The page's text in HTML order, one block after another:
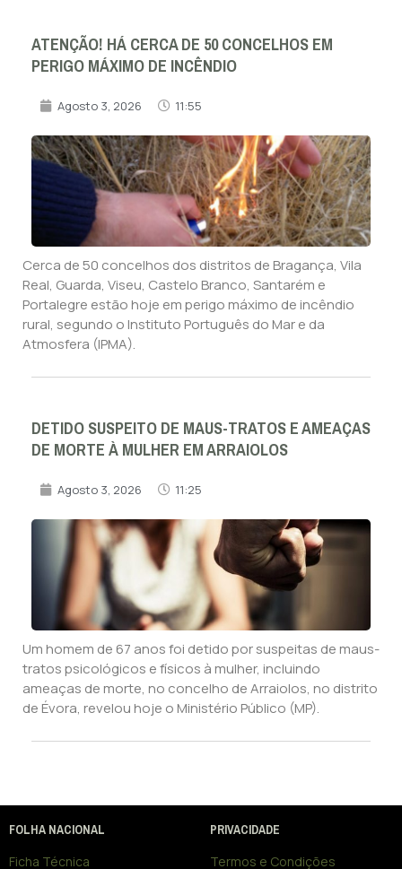
ATENÇÃO! HÁ CERCA DE 50 CONCELHOS EM
PERIGO MÁXIMO DE INCÊNDIO
Agosto 3, 2026 11:55
Cerca de 50 concelhos dos distritos de Bragança, Vila
Real, Guarda, Viseu, Castelo Branco, Santarém e
Portalegre estão hoje em perigo máximo de incêndio
rural, segundo o Instituto Português do Mar e da
Atmosfera (IPMA).
DETIDO SUSPEITO DE MAUS-TRATOS E AMEAÇAS
DE MORTE À MULHER EM ARRAIOLOS
Agosto 3, 2026 11:25
Um homem de 67 anos foi detido por suspeitas de maus-
tratos psicológicos e físicos à mulher, incluindo
ameaças de morte, no concelho de Arraiolos, no distrito
de Évora, revelou hoje o Ministério Público (MP).
FOLHA NACIONAL
Ficha Técnica
PRIVACIDADE
Termos e Condições